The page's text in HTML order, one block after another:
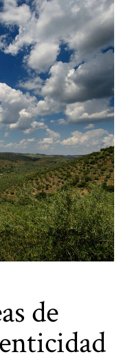
de